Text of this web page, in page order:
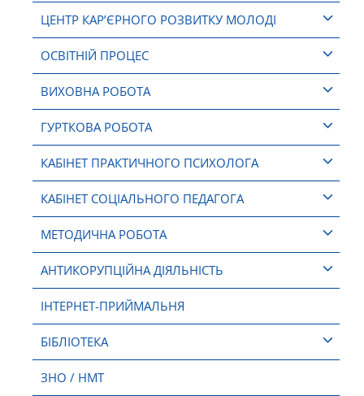
ЦЕНТР КАР’ЄРНОГО РОЗВИТКУ МОЛОДІ
ОСВІТНІЙ ПРОЦЕС
ВИХОВНА РОБОТА
ГУРТКОВА РОБОТА
КАБІНЕТ ПРАКТИЧНОГО ПСИХОЛОГА
КАБІНЕТ СОЦІАЛЬНОГО ПЕДАГОГА
МЕТОДИЧНА РОБОТА
АНТИКОРУПЦІЙНА ДІЯЛЬНІСТЬ
ІНТЕРНЕТ-ПРИЙМАЛЬНЯ
БІБЛІОТЕКА
ЗНО / НМТ